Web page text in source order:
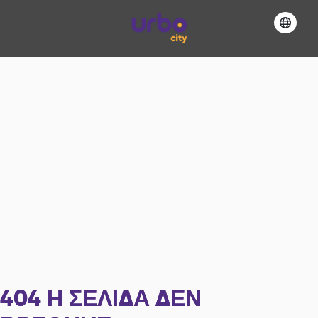
404 Η ΣΕΛΊΔΑ ΔΕΝ